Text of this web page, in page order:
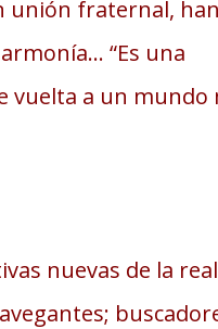
unión fraternal,
“Es una
vuelta a un mundo
nuevas de la